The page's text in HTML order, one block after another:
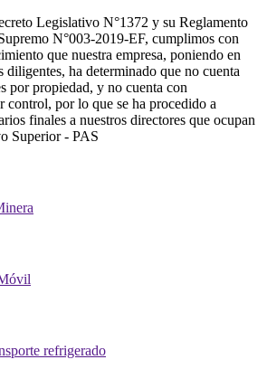
Legislativo N°1372 y su Reglamento
N°003-2019-EF, cumplimos con
que nuestra empresa, poniendo en
diligentes, ha determinado que no cuenta
por propiedad, y no cuenta con
control, por lo que se ha procedido a
finales a nuestros directores que ocupan
Superior - PAS
refrigerado